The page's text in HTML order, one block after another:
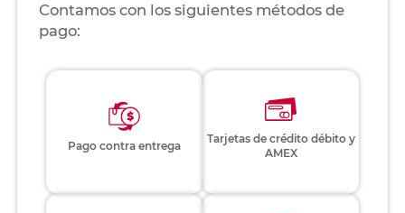
Contamos con los siguientes métodos de
pago:
Pago contra entrega
Tarjetas de crédito débito y
AMEX